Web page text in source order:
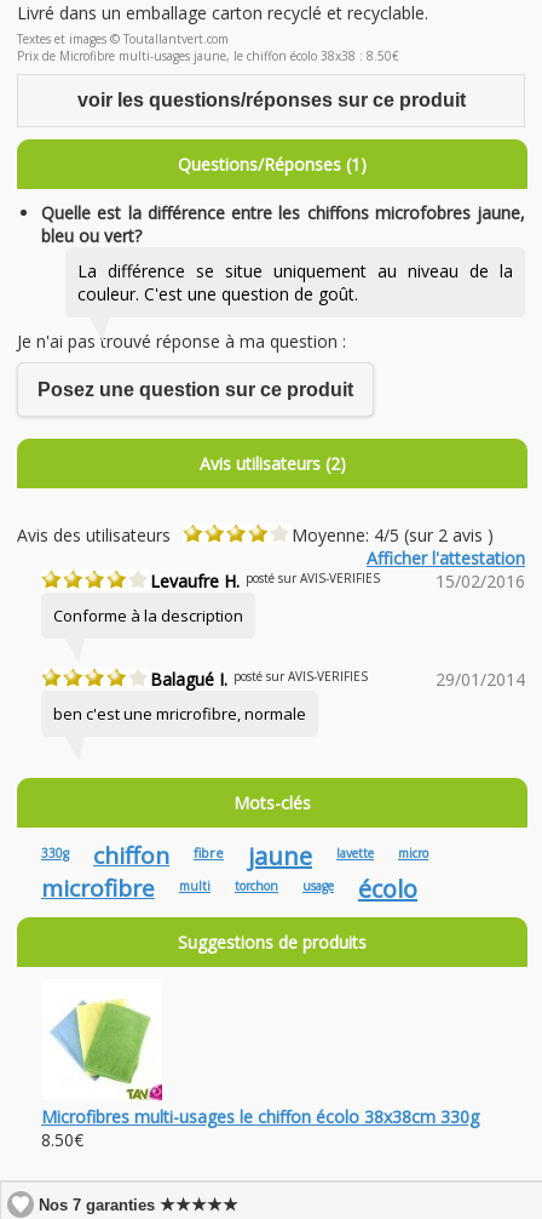
Livré dans un emballage carton recyclé et recyclable.
Textes et images © Toutallantvert.com
Prix de Microfibre multi-usages jaune, le chiffon écolo 38x38 : 8.50€
voir les questions/réponses sur ce produit
Questions/Réponses (1)
Quelle est la différence entre les chiffons microfobres jaune,
bleu ou vert?
La différence se situe uniquement au niveau de la
couleur. C'est une question de goût.
Je n'ai pas trouvé réponse à ma question :
Posez une question sur ce produit
Avis utilisateurs (2)
Avis des utilisateurs
Moyenne: 4/5 (sur 2 avis )
Afficher l'attestation
Levaufre H. posté sur AVIS-VERIFIES 15/02/2016
Conforme à la description
Balagué I. posté sur AVIS-VERIFIES 29/01/2014
ben c'est une mricrofibre, normale
Mots-clés
330g chiffon fibre jaune lavette micro
microfibre multi torchon usage écolo
Suggestions de produits
Microfibres multi-usages le chiffon écolo 38x38cm 330g
8.50€
Nos 7 garanties★★★★★